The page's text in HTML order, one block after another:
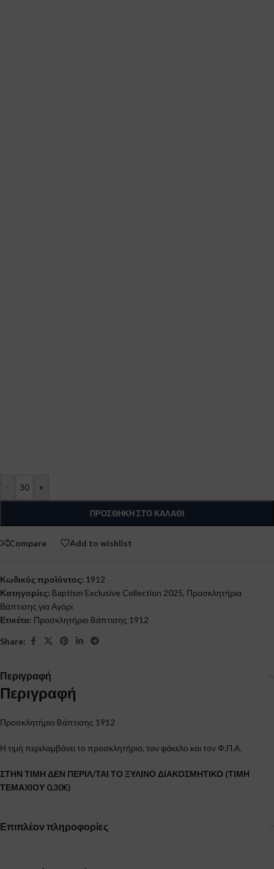
- +
ΠΡΟΣΘΉΚΗ ΣΤΟ ΚΑΛΆΘΙ
Compare Add to wishlist
Κωδικός προϊόντος: 1912
Κατηγορίες: Baptism Exclusive Collection 2025, Προσκλητήρια
Βάπτισης για Αγόρι
Ετικέτα: Προσκλητήριο Bάπτισης 1912
Share:
Περιγραφή
Περιγραφή
Προσκλητήριο Bάπτισης 1912
Η τιμή περιλαμβάνει το προσκλητήριο, τον φάκελο και τον Φ.Π.Α.
ΣΤΗΝ ΤΙΜΗ ΔΕΝ ΠΕΡΙΛ/ΤΑΙ ΤΟ ΞΥΛΙΝΟ ΔΙΑΚΟΣΜΗΤΙΚΟ (ΤΙΜΗ
ΤΕΜΑΧΙΟΥ 0,30€)
Επιπλέον πληροφορίες